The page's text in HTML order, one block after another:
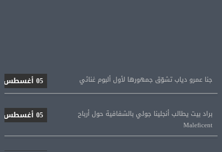
05 أغسطس
براد بيت يطالب أنجلينا جولي بالشفافية حول أرباح
05 أغسطس
منتخب مصر للكرة النسائية يخوض الليلة مباراة وداع أمم